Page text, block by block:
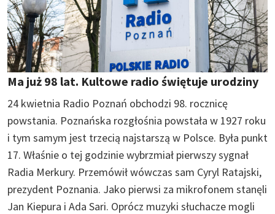
Ma już 98 lat. Kultowe radio świętuje urodziny
24 kwietnia Radio Poznań obchodzi 98. rocznicę
powstania. Poznańska rozgłośnia powstała w 1927 roku
i tym samym jest trzecią najstarszą w Polsce. Była punkt
17. Właśnie o tej godzinie wybrzmiał pierwszy sygnał
Radia Merkury. Przemówił wówczas sam Cyryl Ratajski,
prezydent Poznania. Jako pierwsi za mikrofonem stanęli
Jan Kiepura i Ada Sari. Oprócz muzyki słuchacze mogli